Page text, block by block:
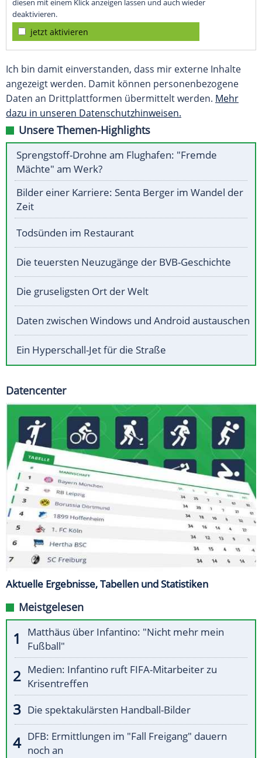
diesen mit einem Klick anzeigen lassen und auch wieder
deaktivieren.
jetzt aktivieren
Ich bin damit einverstanden, dass mir externe Inhalte
angezeigt werden. Damit können personenbezogene
Daten an Drittplattformen übermittelt werden. Mehr
dazu in unseren Datenschutzhinweisen.
Unsere Themen-Highlights
Sprengstoff-Drohne am Flughafen: "Fremde
Mächte" am Werk?
Bilder einer Karriere: Senta Berger im Wandel der
Zeit
Todsünden im Restaurant
Die teuersten Neuzugänge der BVB-Geschichte
Die gruseligsten Ort der Welt
Daten zwischen Windows und Android austauschen
Ein Hyperschall-Jet für die Straße
Datencenter
Aktuelle Ergebnisse, Tabellen und Statistiken
Meistgelesen
Matthäus über Infantino: "Nicht mehr mein
Fußball"
Medien: Infantino ruft FIFA-Mitarbeiter zu
Krisentreffen
Die spektakulärsten Handball-Bilder
DFB: Ermittlungen im "Fall Freigang" dauern
noch an